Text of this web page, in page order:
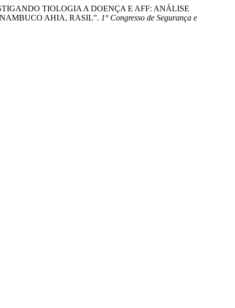
TIOLOGIA A DOENÇA E AFF: ANÁLISE
AHIA, RASIL”. 1° Congresso de Segurança e